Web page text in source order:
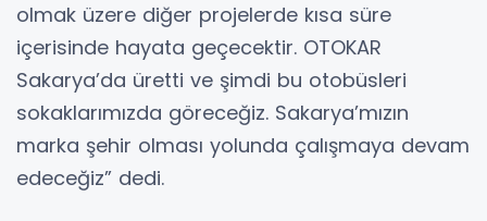
olmak üzere diğer projelerde kısa süre
içerisinde hayata geçecektir. OTOKAR
Sakarya’da üretti ve şimdi bu otobüsleri
sokaklarımızda göreceğiz. Sakarya’mızın
marka şehir olması yolunda çalışmaya devam
edeceğiz” dedi.